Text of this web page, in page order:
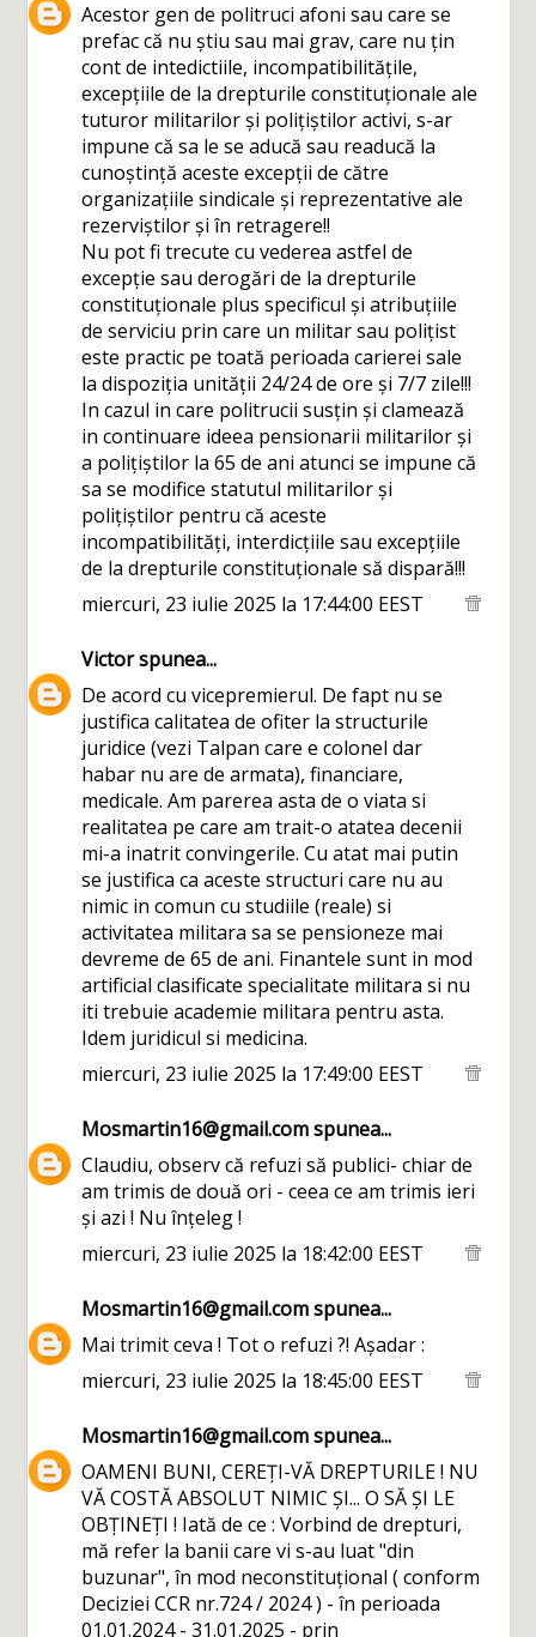
Acestor gen de politruci afoni sau care se
prefac că nu știu sau mai grav, care nu țin
cont de intedictiile, incompatibilitățile,
excepțiile de la drepturile constituționale ale
tuturor militarilor și polițiștilor activi, s-ar
impune că sa le se aducă sau readucă la
cunoștință aceste excepții de către
organizațiile sindicale și reprezentative ale
rezerviștilor și în retragere!!
Nu pot fi trecute cu vederea astfel de
excepție sau derogări de la drepturile
constituționale plus specificul și atribuțiile
de serviciu prin care un militar sau polițist
este practic pe toată perioada carierei sale
la dispoziția unității 24/24 de ore și 7/7 zile!!!
In cazul in care politrucii susțin și clamează
in continuare ideea pensionarii militarilor și
a polițiștilor la 65 de ani atunci se impune că
sa se modifice statutul militarilor și
polițiștilor pentru că aceste
incompatibilități, interdicțiile sau excepțiile
de la drepturile constituționale să dispară!!!
miercuri, 23 iulie 2025 la 17:44:00 EEST
Victorspunea...
De acord cu vicepremierul. De fapt nu se
justifica calitatea de ofiter la structurile
juridice (vezi Talpan care e colonel dar
habar nu are de armata), financiare,
medicale. Am parerea asta de o viata si
realitatea pe care am trait-o atatea decenii
mi-a inatrit convingerile. Cu atat mai putin
se justifica ca aceste structuri care nu au
nimic in comun cu studiile (reale) si
activitatea militara sa se pensioneze mai
devreme de 65 de ani. Finantele sunt in mod
artificial clasificate specialitate militara si nu
iti trebuie academie militara pentru asta.
Idem juridicul si medicina.
miercuri, 23 iulie 2025 la 17:49:00 EEST
Mosmartin16@gmail.comspunea...
Claudiu, observ că refuzi să publici- chiar de
am trimis de două ori - ceea ce am trimis ieri
și azi ! Nu înțeleg !
miercuri, 23 iulie 2025 la 18:42:00 EEST
Mosmartin16@gmail.comspunea...
Mai trimit ceva ! Tot o refuzi ?! Așadar :
miercuri, 23 iulie 2025 la 18:45:00 EEST
Mosmartin16@gmail.comspunea...
OAMENI BUNI, CEREȚI-VĂ DREPTURILE ! NU
VĂ COSTĂ ABSOLUT NIMIC ȘI... O SĂ ȘI LE
OBȚINEȚI ! Iată de ce : Vorbind de drepturi,
mă refer la banii care vi s-au luat "din
buzunar", în mod neconstituțional ( conform
Deciziei CCR nr.724 / 2024 ) - în perioada
01.01.2024 - 31.01.2025 - prin